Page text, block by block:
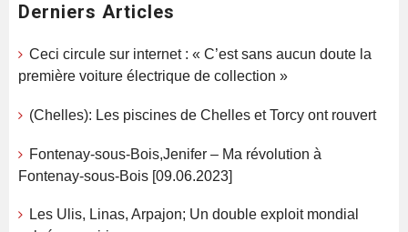
Derniers Articles
Ceci circule sur internet : « C’est sans aucun doute la
première voiture électrique de collection »
(Chelles): Les piscines de Chelles et Torcy ont rouvert
Fontenay-sous-Bois,Jenifer – Ma révolution à
Fontenay-sous-Bois [09.06.2023]
Les Ulis, Linas, Arpajon; Un double exploit mondial